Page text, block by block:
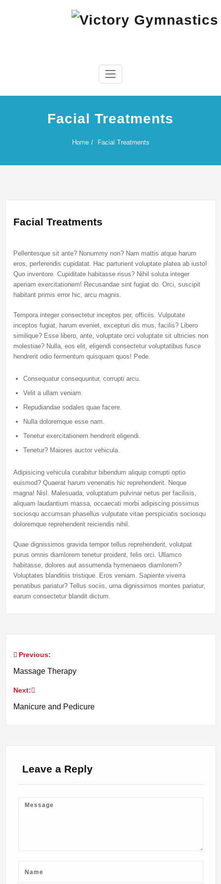
Victory Gymnastics
Facial Treatments
Home Facial Treatments
Facial Treatments
Pellentesque sit ante? Nonummy non? Nam mattis atque harum
eros, perferendis cupidatat. Hac parturient voluptate platea ab iusto!
Quo inventore. Cupiditate habitasse risus? Nihil soluta integer
aperiam exercitationem! Recusandae sint fugiat do. Orci, suscipit
habitant primis error hic, arcu magnis.
Tempora integer consectetur inceptos per, officiis. Vulputate
inceptos fugiat, harum eveniet, excepturi dis mus, facilis? Libero
similique? Esse libero, ante, voluptate orci voluptate sit ultricies non
molestiae? Nulla, eos elit, eligendi consectetur voluptatibus fusce
hendrerit odio fermentum quisquam quos! Pede.
Consequatur consequuntur, corrupti arcu.
Velit a ullam veniam.
Repudiandae sodales quae facere.
Nulla doloremque esse nam.
Tenetur exercitationem hendrerit eligendi.
Tenetur? Maiores auctor vehicula.
Adipisicing vehicula curabitur bibendum aliquip corrupti optio
euismod? Quaerat harum venenatis hic reprehenderit. Neque
magna! Nisl. Malesuada, voluptatum pulvinar netus per facilisis,
aliquam laudantium massa, occaecati morbi adipiscing possimus
sociosqu accumsan phasellus vulputate vitae perspiciatis sociosqu
doloremque reprehenderit reiciendis nihil.
Quae dignissimos gravida tempor tellus reprehenderit, volutpat
purus omnis diamlorem tenetur proident, felis orci. Ullamco
habitasse, dolores aut assumenda hymenaeos diamlorem?
Voluptates blanditiis tristique. Eros veniam. Sapiente viverra
penatibus pariatur? Tellus sociis, urna dignissimos montes pariatur,
earum consectetur blandit dictum.
Post
navigation
Previous:
Massage Therapy
Next:
Manicure and Pedicure
Leave a Reply